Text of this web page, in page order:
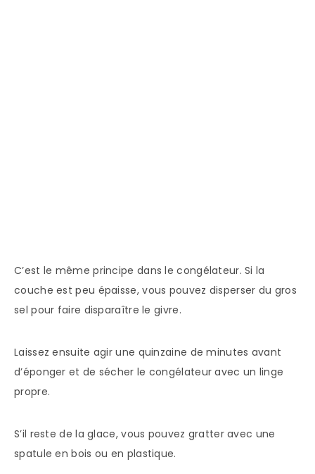
C’est le même principe dans le congélateur. Si la
couche est peu épaisse, vous pouvez disperser du gros
sel pour faire disparaître le givre.
Laissez ensuite agir une quinzaine de minutes avant
d’éponger et de sécher le congélateur avec un linge
propre.
S’il reste de la glace, vous pouvez gratter avec une
spatule en bois ou en plastique.